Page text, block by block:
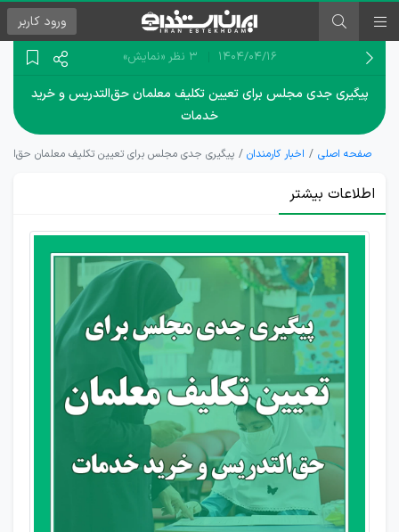
ورود کاربر
۱۴۰۴/۰۴/۱۶ 3 نظر «نمایش»
پیگیری جدی مجلس برای تعیین تکلیف معلمان حق‌التدریس و خرید
خدمات
صفحه اصلی اخبار کارمندان پیگیری جدی مجلس برای تعیین تکلیف معلمان
اطلاعات بیشتر
پرداخت
بیمه
تابستانی
معلمان
خرید
خدمات
در
آستانه
نهایی
شدن